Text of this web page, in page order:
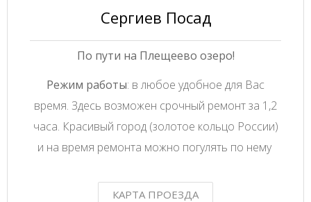
Сергиев Посад
По пути на Плещеево озеро!
Режим работы: в любое удобное для Вас
время. Здесь возможен срочный ремонт за 1,2
часа. Красивый город (золотое кольцо России)
и на время ремонта можно погулять по нему
КАРТА ПРОЕЗДА